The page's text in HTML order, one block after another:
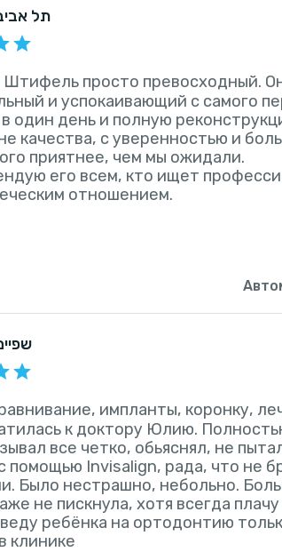
, תל
просто превосходный.
и успокаивающий с самого
один день и полную
качества, с уверенностью и
приятнее, чем мы ожидали.
его всем, кто ищет
отношением.
,
импланты, коронку,
к доктору Юлию.
все четко, обьяснял, не
помощью Invisalign, рада, что не
Было нестрашно, небольно.
не пискнула, хотя всегда
ребёнка на ортодонтию
клинике